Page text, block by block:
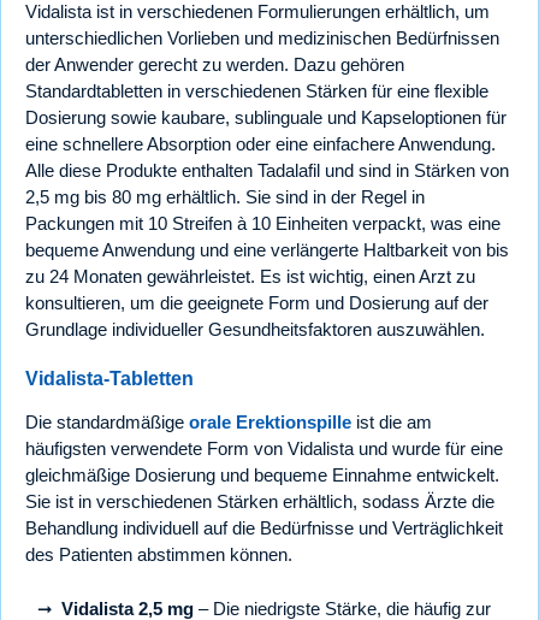
Vidalista ist in verschiedenen Formulierungen erhältlich, um
unterschiedlichen Vorlieben und medizinischen Bedürfnissen
der Anwender gerecht zu werden. Dazu gehören
Standardtabletten in verschiedenen Stärken für eine flexible
Dosierung sowie kaubare, sublinguale und Kapseloptionen für
eine schnellere Absorption oder eine einfachere Anwendung.
Alle diese Produkte enthalten Tadalafil und sind in Stärken von
2,5 mg bis 80 mg erhältlich. Sie sind in der Regel in
Packungen mit 10 Streifen à 10 Einheiten verpackt, was eine
bequeme Anwendung und eine verlängerte Haltbarkeit von bis
zu 24 Monaten gewährleistet. Es ist wichtig, einen Arzt zu
konsultieren, um die geeignete Form und Dosierung auf der
Grundlage individueller Gesundheitsfaktoren auszuwählen.
Vidalista-Tabletten
Die standardmäßige orale Erektionspille ist die am
häufigsten verwendete Form von Vidalista und wurde für eine
gleichmäßige Dosierung und bequeme Einnahme entwickelt.
Sie ist in verschiedenen Stärken erhältlich, sodass Ärzte die
Behandlung individuell auf die Bedürfnisse und Verträglichkeit
des Patienten abstimmen können.
Vidalista 2,5 mg – Die niedrigste Stärke, die häufig zur